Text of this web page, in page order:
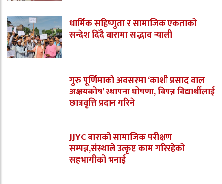
धार्मिक सहिष्णुता र सामाजिक एकताको
सन्देश दिँदै बारामा सद्भाव र्‍याली
गुरु पूर्णिमाको अवसरमा ‘काशी प्रसाद वाल
अक्षयकोष’ स्थापना घोषणा, विपन्न विद्यार्थीलाई
छात्रवृत्ति प्रदान गरिने
JJYC बाराको सामाजिक परीक्षण
सम्पन्न,संस्थाले उत्कृष्ट काम गरिरहेको
सहभागीको भनाई